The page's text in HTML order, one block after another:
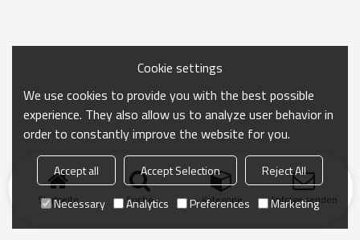
Startseite Suche Kategorie Anfrage senden
Cookie settings
We use cookies to provide you with the best possible
experience. They also allow us to analyze user behavior in
order to constantly improve the website for you.
Accept all Accept Selection
Reject All
Necessary
Analytics Preferences Marketing